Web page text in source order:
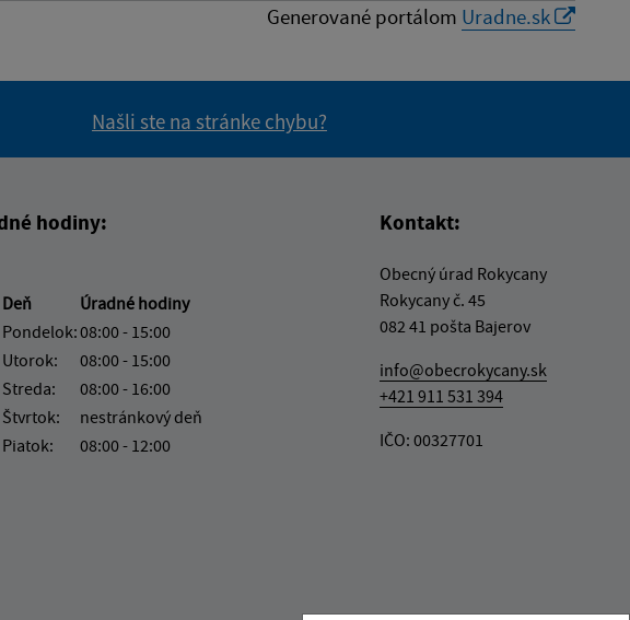
Generované portálom Uradne.sk
Našli ste na stránke chybu?
hodiny:
Deň
Úradné hodiny
Pondelok:08:00 - 15:00
Utorok:
08:00 - 15:00
Streda:
08:00 - 16:00
Štvrtok:
nestránkový deň
Piatok:
08:00 - 12:00
Kontakt:
Obecný úrad Rokycany
Rokycany č. 45
082 41 pošta Bajerov
info@obecrokycany.sk
+421 911 531 394
IČO: 00327701